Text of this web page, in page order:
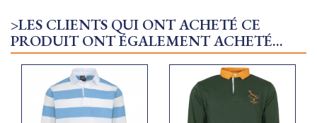
>LES CLIENTS QUI ONT ACHETÉ CE
PRODUIT ONT ÉGALEMENT ACHETÉ...